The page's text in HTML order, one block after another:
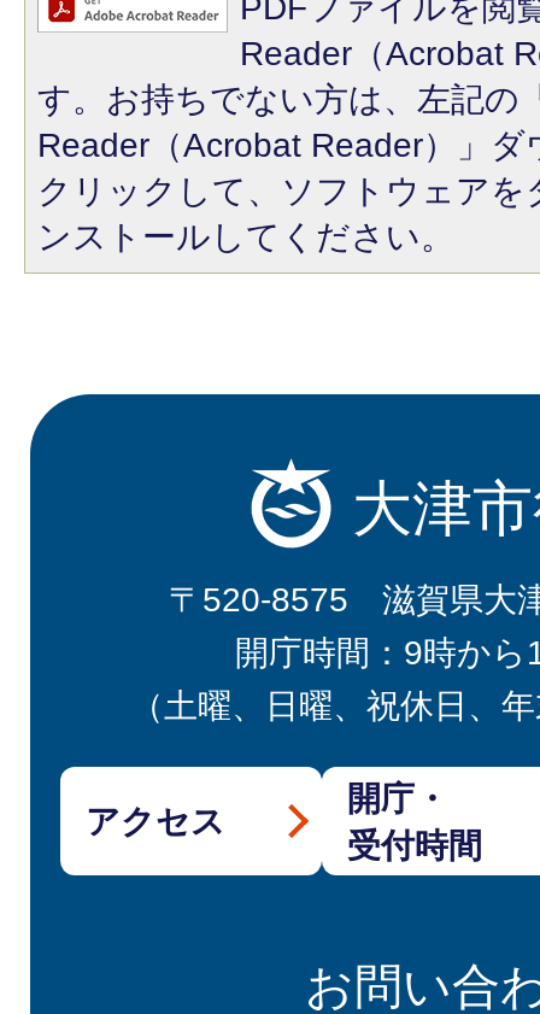
Reader（Acrobat
す。お持ちでない方は、左記の
Reader（Acrobat Reader）」
クリックして、ソフトウェア
ンストールしてください。
大津
〒520-8575 滋賀県大
開庁時間：9時から
（土曜、日曜、祝休日、
アクセス
開庁・
受付時間
お問い合